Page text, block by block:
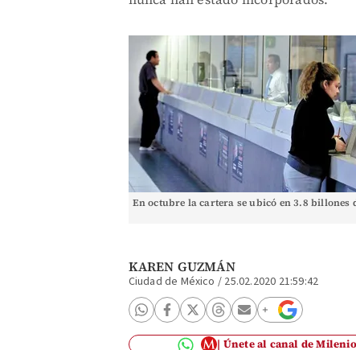
En octubre la cartera se ubicó en 3.8 billones
KAREN GUZMÁN
Ciudad de México / 25.02.2020 21:59:42
Únete al canal de Milenio